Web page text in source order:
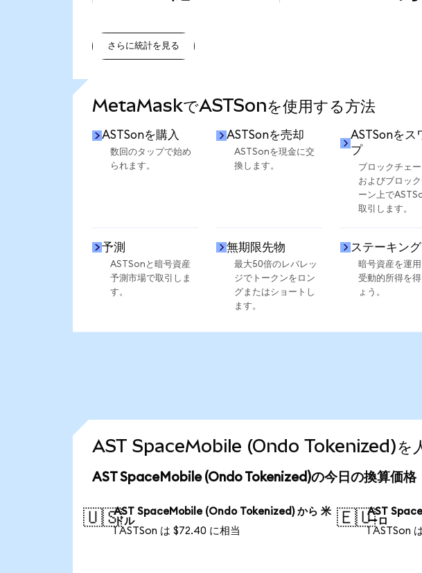
さらに統計を見る
MetaMaskでASTSonを使用する方法
ASTSonを購入
数回のタップで始め
られます。
ASTSonを売却
ASTSonを現金に交
換します。
ASTSonをス
プ
ブロックチェ
およびブロッ
ーン上で
取引します。
予測
ASTSonと暗号資産
予測市場で取引しま
す。
無期限先物
最大50倍のレバレッ
ジでトークンをロン
グまたはショートし
ます。
ステーキング
暗号資産を運
受動的所得を得
ょう。
AST SpaceMobile (Ondo Tokenized)を人
AST SpaceMobile (Ondo Tokenized)の今日の換算価格
🇺🇸AST SpaceMobile (Ondo Tokenized) から 米
ドル
1 ASTSon は $72.40 に相当
🇪🇺AST
ーロ
1 ASTSon